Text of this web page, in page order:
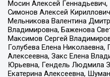
Мосин Алексей Геннадьевич,
Симонов Алексей
Мельникова Валентина
Владимировна, Баженова
Максимов Сергей
Голубева Елена Николаевна,
Алексеевна, Закс Елена
Юрьевна, Гендель Людмила
Екатерина Алексеевна,